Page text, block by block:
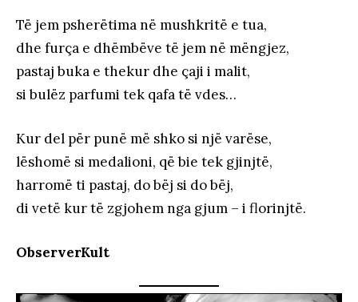
Të jem psherëtima në mushkritë e tua,
dhe furça e dhëmbëve të jem në mëngjez,
pastaj buka e thekur dhe çaji i malit,
si bulëz parfumi tek qafa të vdes…
Kur del për punë më shko si një varëse,
lëshomë si medalioni, që bie tek gjinjtë,
harromë ti pastaj, do bëj si do bëj,
di vetë kur të zgjohem nga gjum – i florinjtë.
ObserverKult